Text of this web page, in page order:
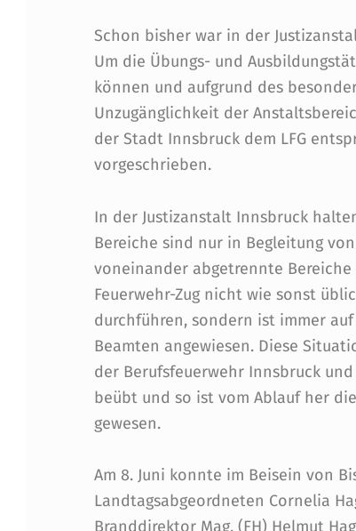
E
B
S
F
E
U
E
R
W
E
H
R
I
Schon bisher war in der
Um die Übungs- und
können und aufgrund des
Unzugänglichkeit der
der Stadt Innsbruck dem LFG
vorgeschrieben.
In der Justizanstalt Innsbruck
Bereiche sind nur in Begleitung
voneinander abgetrennte
Feuerwehr-Zug nicht wie sonst
durchführen, sondern ist immer
Beamten angewiesen. Diese
der Berufsfeuerwehr Innsbruck
beübt und so ist vom Ablauf her
gewesen.
Am 8. Juni konnte im Beisein von
Landtagsabgeordneten Cornelia
Branddirektor Mag. (FH) Helmut